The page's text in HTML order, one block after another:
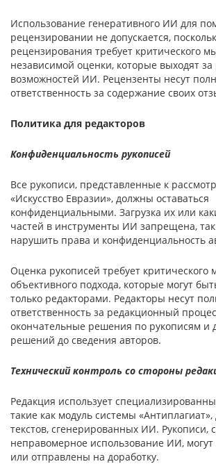
Использование генеративного ИИ для
рецензировании не допускается,
рецензирования требует критического
независимой оценки, которые выходят за
возможностей ИИ. Рецензенты несут
ответственность за содержание своих
Политика для редакторов
Конфиденциальность рукописей
Все рукописи, представленные к
«Искусство Евразии», должны оставаться
конфиденциальными. Загрузка их или
частей в инструменты ИИ запрещена, так
нарушить права и конфиденциальность
Оценка рукописей требует
объективного подхода, которые могут
только редакторами. Редакторы несут
ответственность за редакционный
окончательные решения по рукописям и
решений до сведения авторов.
Технический контроль со стороны
Редакция использует
такие как модуль системы
текстов, сгенерированных ИИ. Рукописи,
неправомерное использование ИИ,
или отправлены на доработку.